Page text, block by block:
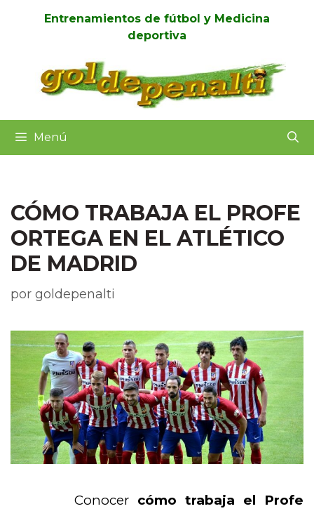
Entrenamientos de fútbol y Medicina
deportiva
Menú
CÓMO TRABAJA EL PROFE
ORTEGA EN EL ATLÉTICO
DE MADRID
por goldepenalti
Conocer cómo trabaja el Profe